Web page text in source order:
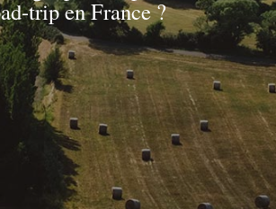
trip en France ?